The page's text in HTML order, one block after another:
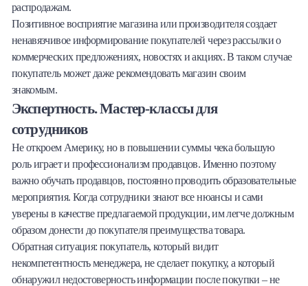
распродажам.
Позитивное восприятие магазина или производителя создает
ненавязчивое информирование покупателей через рассылки о
коммерческих предложениях, новостях и акциях. В таком случае
покупатель может даже рекомендовать магазин своим
знакомым.
Экспертность.Мастер-классы для
сотрудников
Не откроем Америку, но в повышении суммы чека большую
роль играет и профессионализм продавцов. Именно поэтому
важно обучать продавцов, постоянно проводить образовательные
мероприятия. Когда сотрудники знают все нюансы и сами
уверены в качестве предлагаемой продукции, им легче должным
образом донести до покупателя преимущества товара.
Обратная ситуация: покупатель, который видит
некомпетентность менеджера, не сделает покупку, а который
обнаружил недостоверность информации после покупки – не